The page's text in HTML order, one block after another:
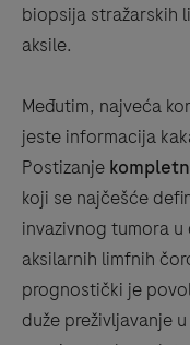
biopsija stražarskih
aksile.
Međutim, najveća
jeste informacija
Postizanje
koji se najčešće
invazivnog tumora
aksilarnih limfnih
prognostički je
duže preživljavanje